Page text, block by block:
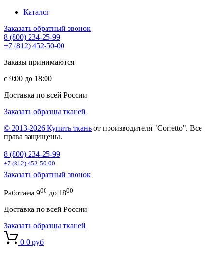
Каталог
Заказать обратный звонок
8 (800) 234-25-99
+7 (812) 452-50-00
Заказы принимаются
с 9:00 до 18:00
Доставка по всей России
Заказать образцы тканей
© 2013-2026 Купить ткань от производителя "Corretto". Все
права защищены.
8 (800) 234-25-99
+7 (812) 452-50-00
Заказать обратный звонок
Работаем 900 до 1800
Доставка по всей России
Заказать образцы тканей
0 0 руб